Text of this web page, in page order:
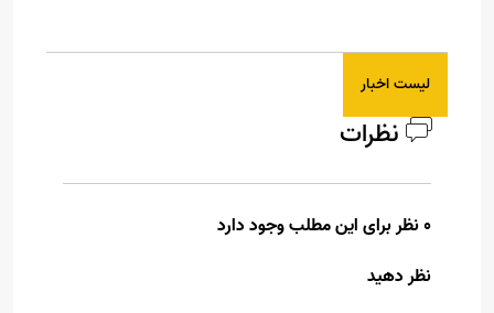
لیست اخبار
نظرات
0 نظر برای این مطلب وجود دارد
نظر دهید